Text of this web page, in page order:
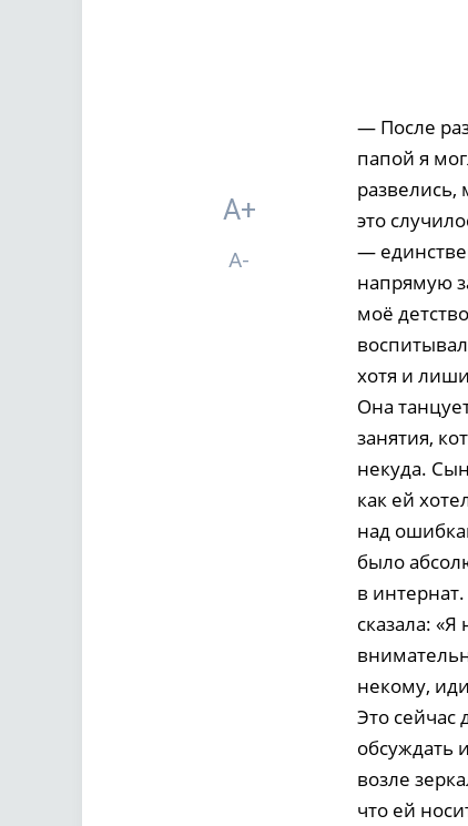
A+
A-
— После
папой я
развелись,
это
—
напрямую
моё
хотя и
Она
занятия,
некуда.
как ей
над
было
в
сказала:
некому,
Это сейчас
обсуждать
возле
что ей